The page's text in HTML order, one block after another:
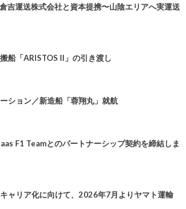
吉運送株式会社と資本提携〜山陰エリアへ実運送
船「ARISTOS II」の引き渡し
ション／新造船「蓉翔丸」就航
F1 Teamとのパートナーシップ契約を締結しま
キャリア化に向けて、2026年7月よりヤマト運輸